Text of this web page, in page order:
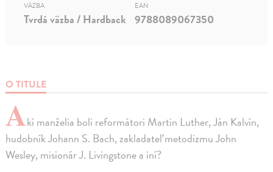
O TITULE
Akí manželia boli reformátori Martin Luther, Ján Kalvín,
hudobník Johann S. Bach, zakladateľ metodizmu John
Wesley, misionár J. Livingstone a iní?
VÄZBA
Tvrdá väzba / Hardback
EAN
9788089067350